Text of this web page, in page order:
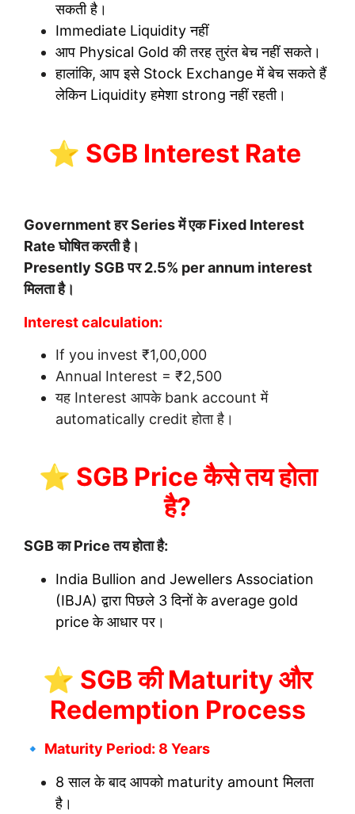
सकती है।
Immediate Liquidity नहीं
आप Physical Gold की तरह तुरंत बेच नहीं सकते।
हालांकि, आप इसे Stock Exchange में बेच सकते हैं
लेकिन Liquidity हमेशा strong नहीं रहती।
⭐ SGB Interest Rate
Government हर Series में एक Fixed Interest
Rate घोषित करती है।
Presently SGB पर 2.5% per annum interest
मिलता है।
Interest calculation:
If you invest ₹1,00,000
Annual Interest = ₹2,500
यह Interest आपके bank account में
automatically credit होता है।
⭐ SGB Price कैसे तय होता
है?
SGB का Price तय होता है:
India Bullion and Jewellers Association
(IBJA) द्वारा पिछले 3 दिनों के average gold
price के आधार पर।
⭐ SGB की Maturity और
Redemption Process
🔹 Maturity Period: 8 Years
8 साल के बाद आपको maturity amount मिलता
है।